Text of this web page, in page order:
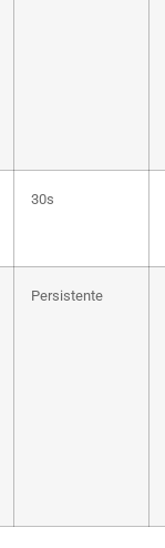
30s
Persistente